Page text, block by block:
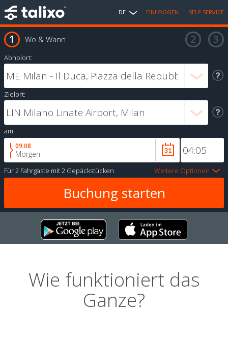
DE EINLOGGEN SELF SERVICE
Wo & Wann
Abholort:
Zielort:
am:
09.08
Morgen
Für2 Fahrgäste mit2 Gepäckstücken Weitere Optionen
Wie funktioniert das
Ganze?